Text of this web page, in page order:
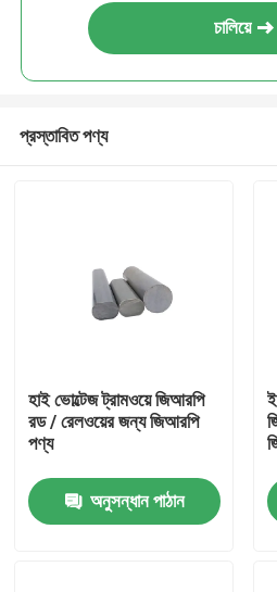
চালিয়ে
প্রস্তাবিত পণ্য
হাই ভোল্টেজ ট্রামওয়ে জিআরপি
রড / রেলওয়ের জন্য জিআরপি
পণ্য
অনুসন্ধান পাঠান